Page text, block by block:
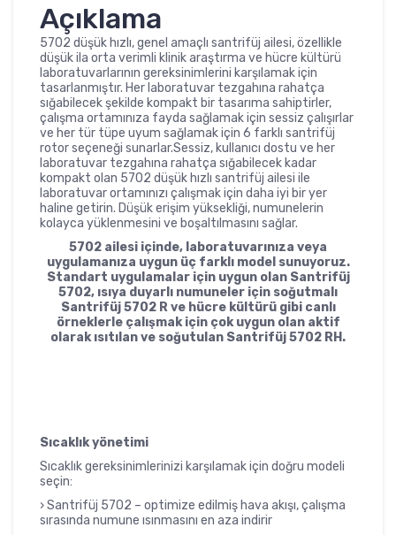
Açıklama
5702 düşük hızlı, genel amaçlı santrifüj ailesi, özellikle
düşük ila orta verimli klinik araştırma ve hücre kültürü
laboratuvarlarının gereksinimlerini karşılamak için
tasarlanmıştır. Her laboratuvar tezgahına rahatça
sığabilecek şekilde kompakt bir tasarıma sahiptirler,
çalışma ortamınıza fayda sağlamak için sessiz çalışırlar
ve her tür tüpe uyum sağlamak için 6 farklı santrifüj
rotor seçeneği sunarlar.Sessiz, kullanıcı dostu ve her
laboratuvar tezgahına rahatça sığabilecek kadar
kompakt olan 5702 düşük hızlı santrifüj ailesi ile
laboratuvar ortamınızı çalışmak için daha iyi bir yer
haline getirin. Düşük erişim yüksekliği, numunelerin
kolayca yüklenmesini ve boşaltılmasını sağlar.
5702 ailesi içinde, laboratuvarınıza veya
uygulamanıza uygun üç farklı model sunuyoruz.
Standart uygulamalar için uygun olan Santrifüj
5702, ısıya duyarlı numuneler için soğutmalı
Santrifüj 5702 R ve hücre kültürü gibi canlı
örneklerle çalışmak için çok uygun olan aktif
olarak ısıtılan ve soğutulan Santrifüj 5702 RH.
Sıcaklık yönetimi
Sıcaklık gereksinimlerinizi karşılamak için doğru modeli
seçin:
› Santrifüj 5702 – optimize edilmiş hava akışı, çalışma
sırasında numune ısınmasını en aza indirir